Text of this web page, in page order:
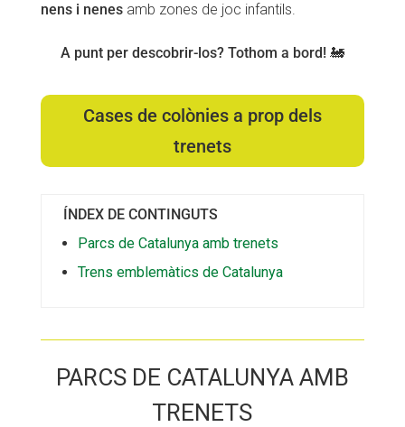
nens i nenesamb zones de joc infantils.
A punt per descobrir-los? Tothom a bord! 🚂
Cases de colònies a prop dels
trenets
ÍNDEX DE CONTINGUTS
Parcs de Catalunya amb trenets
Trens emblemàtics de Catalunya
PARCS DE CATALUNYA AMB
TRENETS
Fes un donatiu
Fes un donatiu